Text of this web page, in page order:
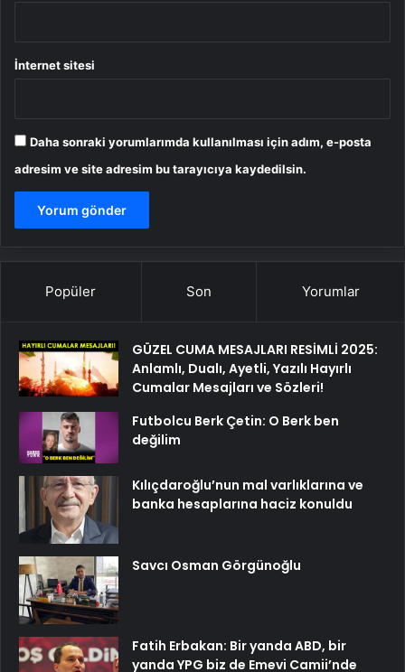
İnternet sitesi
Daha sonraki yorumlarımda kullanılması için adım, e-posta
adresim ve site adresim bu tarayıcıya kaydedilsin.
Popüler Son Yorumlar
GÜZEL CUMA MESAJLARI RESİMLİ 2025:
Anlamlı, Dualı, Ayetli, Yazılı Hayırlı
Cumalar Mesajları ve Sözleri!
Futbolcu Berk Çetin: O Berk ben
değilim
Kılıçdaroğlu’nun mal varlıklarına ve
banka hesaplarına haciz konuldu
Savcı Osman Görgünoğlu
Fatih Erbakan: Bir yanda ABD, bir
yanda YPG biz de Emevi Camii’nde